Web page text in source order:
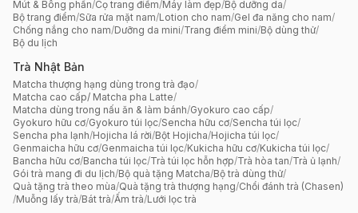
Mút & Bông phấn/Cọ trang điểm/Máy làm đẹp/Bộ dưỡng da/
Bộ trang điểm/Sữa rửa mặt nam/Lotion cho nam/Gel đa năng cho nam/
Chống nắng cho nam/Dưỡng da mini/Trang điểm mini/Bộ dùng thử/
Bộ du lịch
Trà Nhật Bản
Matcha thượng hạng dùng trong trà đạo/
Matcha cao cấp/ Matcha pha Latte/
Matcha dùng trong nấu ăn & làm bánh/Gyokuro cao cấp/
Gyokuro hữu cơ/Gyokuro túi lọc/Sencha hữu cơ/Sencha túi lọc/
Sencha pha lạnh/Hojicha lá rời/Bột Hojicha/Hojicha túi lọc/
Genmaicha hữu cơ/Genmaicha túi lọc/Kukicha hữu cơ/Kukicha túi lọc/
Bancha hữu cơ/Bancha túi lọc/Trà túi lọc hỗn hợp/Trà hòa tan/Trà ủ lạnh/
Gói trà mang đi du lịch/Bộ quà tặng Matcha/Bộ trà dùng thử/
Quà tặng trà theo mùa/Quà tặng trà thượng hạng/Chổi đánh trà (Chasen)
/Muỗng lấy trà/Bát trà/Ấm trà/Lưới lọc trà